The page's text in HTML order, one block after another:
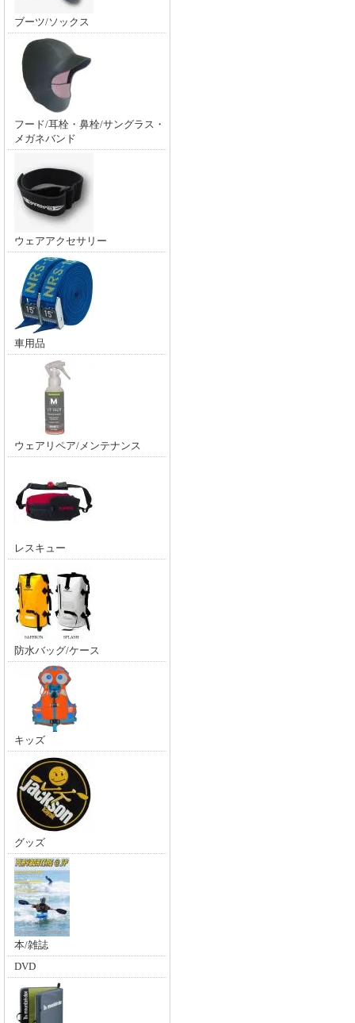
ブーツ/ソックス
フード/耳栓・鼻栓/サングラス・
メガネバンド
ウェアアクセサリー
車用品
ウェアリペア/メンテナンス
レスキュー
防水バッグ/ケース
キッズ
グッズ
本/雑誌
DVD